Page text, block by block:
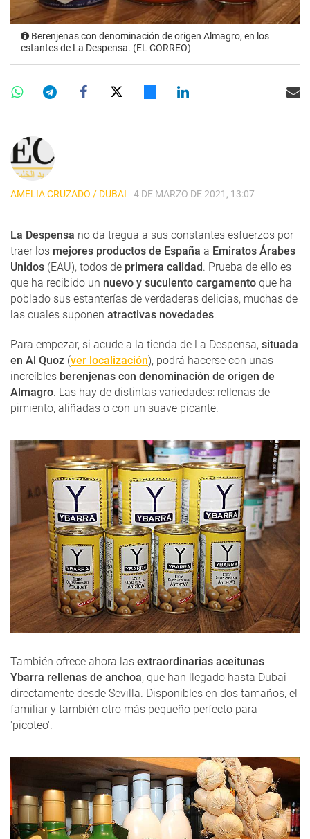
Berenjenas con denominación de origen Almagro, en los
estantes de La Despensa. (EL CORREO)
AMELIA CRUZADO / DUBAI 4 DE MARZO DE 2021, 13:07
La Despensa no da tregua a sus constantes esfuerzos por
traer los mejores productos de España a Emiratos Árabes
Unidos (EAU), todos de primera calidad. Prueba de ello es
que ha recibido un nuevo y suculento cargamento que ha
poblado sus estanterías de verdaderas delicias, muchas de
las cuales suponen atractivas novedades.
Para empezar, si acude a la tienda de La Despensa, situada
en Al Quoz (ver localización), podrá hacerse con unas
increíbles berenjenas con denominación de origen de
Almagro. Las hay de distintas variedades: rellenas de
pimiento, aliñadas o con un suave picante.
También ofrece ahora las extraordinarias aceitunas
Ybarra rellenas de anchoa, que han llegado hasta Dubai
directamente desde Sevilla. Disponibles en dos tamaños, el
familiar y también otro más pequeño perfecto para
'picoteo'.